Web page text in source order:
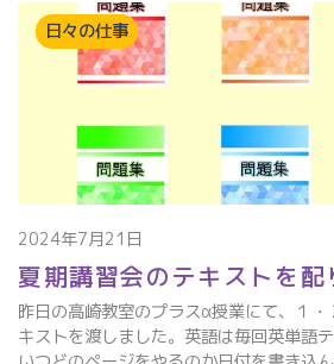
日々の仕事
2024年7月21日
夏期講習会のテキストを配
昨日の高崎教室のプラスα授業にて、１
キストを渡しました。英語は毎回英単語